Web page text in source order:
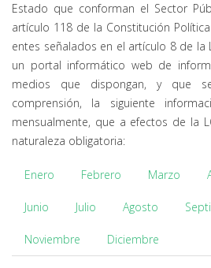
Estado que conforman el Sector
artículo 118 de la Constitución
entes señalados en el artículo 8 de la
un portal informático web de
medios que dispongan, y que
comprensión, la siguiente
mensualmente, que a efectos de la
naturaleza obligatoria:
Enero Febrero Marzo
Junio Julio Agosto
Noviembre Diciembre